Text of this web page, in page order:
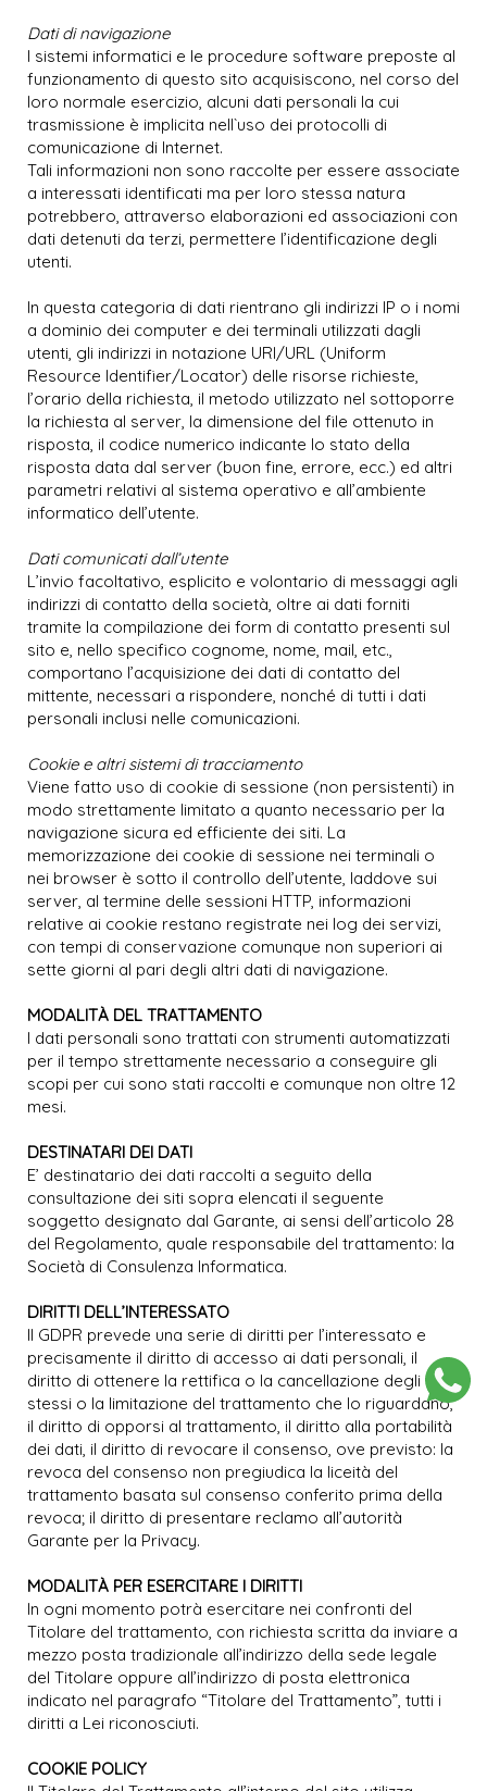
Dati di navigazione
I sistemi informatici e le procedure software preposte al
funzionamento di questo sito acquisiscono, nel corso del
loro normale esercizio, alcuni dati personali la cui
trasmissione è implicita nell`uso dei protocolli di
comunicazione di Internet.
Tali informazioni non sono raccolte per essere associate
a interessati identificati ma per loro stessa natura
potrebbero, attraverso elaborazioni ed associazioni con
dati detenuti da terzi, permettere l’identificazione degli
utenti.
In questa categoria di dati rientrano gli indirizzi IP o i nomi
a dominio dei computer e dei terminali utilizzati dagli
utenti, gli indirizzi in notazione URI/URL (Uniform
Resource Identifier/Locator) delle risorse richieste,
l’orario della richiesta, il metodo utilizzato nel sottoporre
la richiesta al server, la dimensione del file ottenuto in
risposta, il codice numerico indicante lo stato della
risposta data dal server (buon fine, errore, ecc.) ed altri
parametri relativi al sistema operativo e all’ambiente
informatico dell’utente.
Dati comunicati dall’utente
L’invio facoltativo, esplicito e volontario di messaggi agli
indirizzi di contatto della società, oltre ai dati forniti
tramite la compilazione dei form di contatto presenti sul
sito e, nello specifico cognome, nome, mail, etc.,
comportano l’acquisizione dei dati di contatto del
mittente, necessari a rispondere, nonché di tutti i dati
personali inclusi nelle comunicazioni.
Cookie e altri sistemi di tracciamento
Viene fatto uso di cookie di sessione (non persistenti) in
modo strettamente limitato a quanto necessario per la
navigazione sicura ed efficiente dei siti. La
memorizzazione dei cookie di sessione nei terminali o
nei browser è sotto il controllo dell’utente, laddove sui
server, al termine delle sessioni HTTP, informazioni
relative ai cookie restano registrate nei log dei servizi,
con tempi di conservazione comunque non superiori ai
sette giorni al pari degli altri dati di navigazione.
MODALITÀ DEL TRATTAMENTO
I dati personali sono trattati con strumenti automatizzati
per il tempo strettamente necessario a conseguire gli
scopi per cui sono stati raccolti e comunque non oltre 12
mesi.
DESTINATARI DEI DATI
E’ destinatario dei dati raccolti a seguito della
consultazione dei siti sopra elencati il seguente
soggetto designato dal Garante, ai sensi dell’articolo 28
del Regolamento, quale responsabile del trattamento: la
Società di Consulenza Informatica.
DIRITTI DELL’INTERESSATO
Il GDPR prevede una serie di diritti per l’interessato e
precisamente il diritto di accesso ai dati personali, il
diritto di ottenere la rettifica o la cancellazione degli
stessi o la limitazione del trattamento che lo riguardano,
il diritto di opporsi al trattamento, il diritto alla portabilità
dei dati, il diritto di revocare il consenso, ove previsto: la
revoca del consenso non pregiudica la liceità del
trattamento basata sul consenso conferito prima della
revoca; il diritto di presentare reclamo all’autorità
Garante per la Privacy.
MODALITÀ PER ESERCITARE I DIRITTI
In ogni momento potrà esercitare nei confronti del
Titolare del trattamento, con richiesta scritta da inviare a
mezzo posta tradizionale all’indirizzo della sede legale
del Titolare oppure all’indirizzo di posta elettronica
indicato nel paragrafo “Titolare del Trattamento”, tutti i
diritti a Lei riconosciuti.
COOKIE POLICY